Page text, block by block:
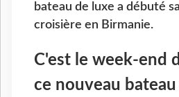
bateau de luxe a débuté
croisière en Birmanie.
C'est le week-end
ce nouveau